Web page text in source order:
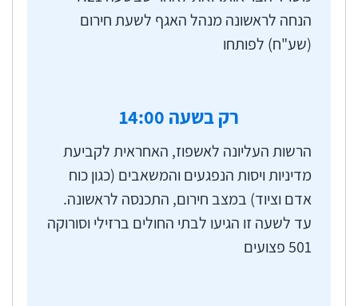
הנחה לראשונה מנהל האגף לשעת חירום
(שע"ח) לפותחו
רק בשעה 14:00
הרשות העליונה לאשפוז, האחראית לקביעת
מדיניות ויסות הנפגעים והמשאבים (כגון כוח
אדם וציוד) במצב חירום, התכנסה לראשונה.
עד לשעה זו הגיעו לבתי החולים ברזילי וסורוקה
501 פצועים